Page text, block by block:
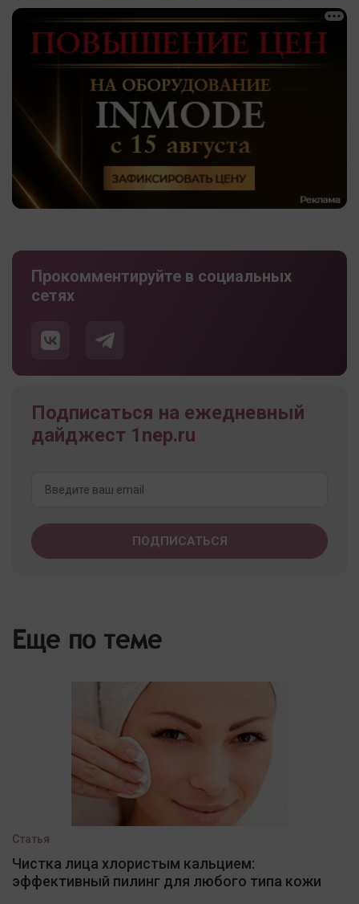
Прокомментируйте в социальных
сетях
Подписаться на ежедневный
дайджест 1nep.ru
Еще по теме
Статья
Чистка лица хлористым кальцием:
эффективный пилинг для любого типа кожи